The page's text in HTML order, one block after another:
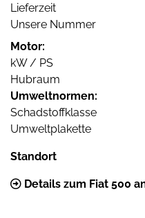
Lieferzeit
Unsere Nummer
Motor:
kW / PS
Hubraum
Umweltnormen:
Schadstoffklasse
Umweltplakette
Standort
Details zum Fiat 500